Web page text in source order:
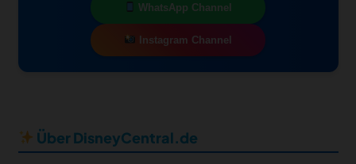
WhatsApp Channel
Instagram Channel
Über DisneyCentral.de